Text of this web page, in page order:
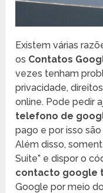
Existem várias
os Contatos
vezes tenham
privacidade,
online. Pode pedir
telefono de
pago e por isso
Além disso,
Suite” e dispor o
contacto google
Google por meio